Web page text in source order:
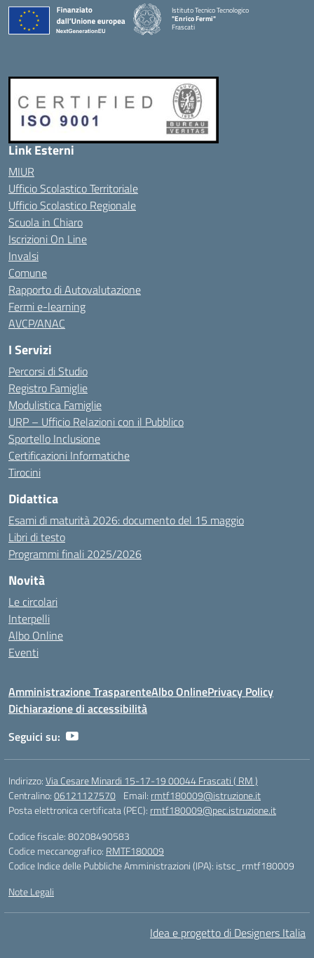
Istituto Tecnico Tecnologico
"Enrico Fermi"
Frascati
Link Esterni
MIUR
Ufficio Scolastico Territoriale
Ufficio Scolastico Regionale
Scuola in Chiaro
Iscrizioni On Line
Invalsi
Comune
Rapporto di Autovalutazione
Fermi e-learning
AVCP/ANAC
I Servizi
Percorsi di Studio
Registro Famiglie
Modulistica Famiglie
URP – Ufficio Relazioni con il Pubblico
Sportello Inclusione
Certificazioni Informatiche
Tirocini
Didattica
Esami di maturità 2026: documento del 15 maggio
Libri di testo
Programmi finali 2025/2026
Novità
Le circolari
Interpelli
Albo Online
Eventi
Amministrazione TrasparenteAlbo OnlinePrivacy Policy
Dichiarazione di accessibilità
Seguici su:
Indirizzo:Via Cesare Minardi 15-17-19 00044 Frascati ( RM )
Centralino:06121127570 Email: rmtf180009@istruzione.it
Posta elettronica certificata (PEC): rmtf180009@pec.istruzione.it
Codice fiscale: 80208490583
Codice meccanografico: RMTF180009
Codice Indice delle Pubbliche Amministrazioni (IPA): istsc_rmtf180009
Note Legali
Idea e progetto di Designers Italia